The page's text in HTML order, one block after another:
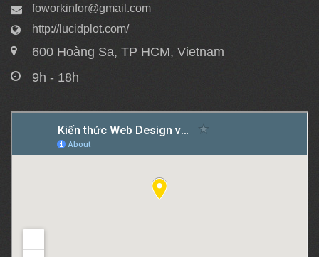
foworkinfor@gmail.com
http://lucidplot.com/
600 Hoàng Sa, TP HCM, Vietnam
9h - 18h